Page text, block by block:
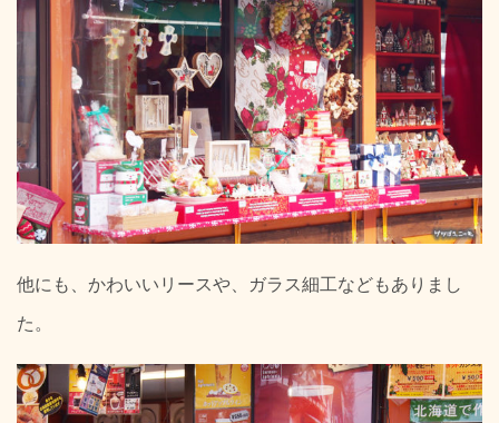
他にも、かわいいリースや、ガラス細工などもありまし
た。